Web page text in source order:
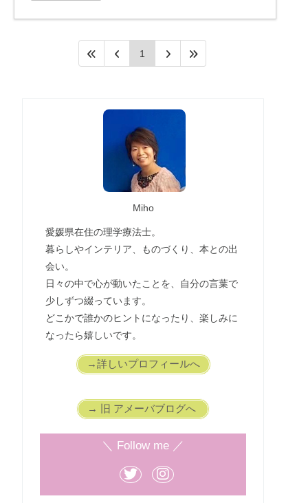
1
Miho
愛媛県在住の理学療法士。
暮らしやインテリア、ものづくり、本との出
会い。
日々の中で心が動いたことを、自分の言葉で
少しずつ綴っています。
どこかで誰かのヒントになったり、楽しみに
なったら嬉しいです。
→詳しいプロフィールへ
→ 旧 アメーバブログへ
＼ Follow me ／